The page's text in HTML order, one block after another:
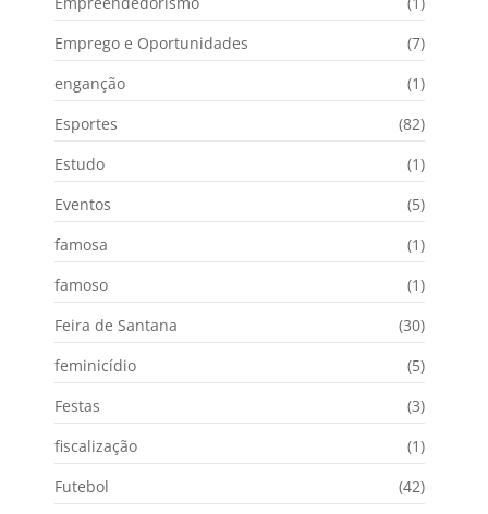
Emprego e Oportunidades
(7)
enganção
(1)
Esportes
(82)
Estudo
(1)
Eventos
(5)
famosa
(1)
famoso
(1)
Feira de Santana
(30)
feminicídio
(5)
Festas
(3)
fiscalização
(1)
Futebol
(42)